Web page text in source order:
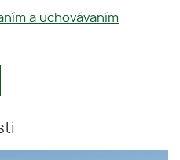
a uchovávaním